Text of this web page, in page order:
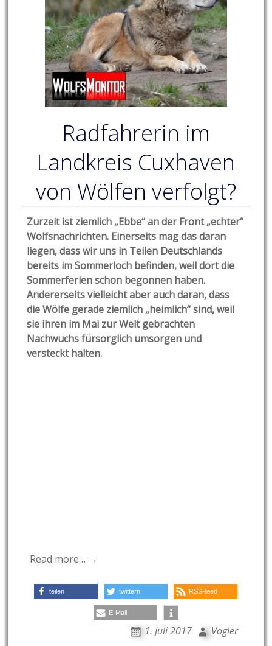
Radfahrerin im
Landkreis Cuxhaven
von Wölfen verfolgt?
Zurzeit ist ziemlich „Ebbe“ an der Front „echter“
Wolfsnachrichten. Einerseits mag das daran
liegen, dass wir uns in Teilen Deutschlands
bereits im Sommerloch befinden, weil dort die
Sommerferien schon begonnen haben.
Andererseits vielleicht aber auch daran, dass
die Wölfe gerade ziemlich „heimlich“ sind, weil
sie ihren im Mai zur Welt gebrachten
Nachwuchs fürsorglich umsorgen und
versteckt halten.
Read more… →
teilen twittern RSS-feed
E-Mail
1. Juli 2017 Vogler